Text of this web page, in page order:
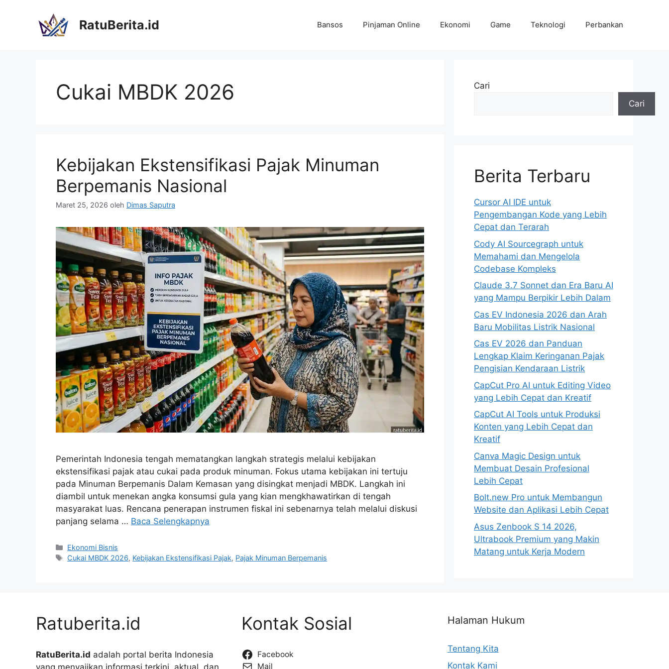
RatuBerita.id Bansos Pinjaman Online Ekonomi Game Teknologi Perbankan
Cukai MBDK 2026
Kebijakan Ekstensifikasi Pajak Minuman
Berpemanis Nasional
Maret 25, 2026 oleh Dimas Saputra
Pemerintah Indonesia tengah mematangkan langkah strategis melalui kebijakan
ekstensifikasi pajak atau cukai pada produk minuman. Fokus utama kebijakan ini tertuju
pada Minuman Berpemanis Dalam Kemasan yang disingkat menjadi MBDK. Langkah ini
diambil untuk menekan angka konsumsi gula yang kian mengkhawatirkan di tengah
masyarakat luas. Rencana penerapan instrumen fiskal ini sebenarnya telah melalui diskusi
panjang selama … Baca Selengkapnya
Kategori
Ekonomi Bisnis
Tag
Cukai MBDK 2026, Kebijakan Ekstensifikasi Pajak, Pajak Minuman Berpemanis
Cari
Cari
Berita Terbaru
Cursor AI IDE untuk
Pengembangan Kode yang Lebih
Cepat dan Terarah
Cody AI Sourcegraph untuk
Memahami dan Mengelola
Codebase Kompleks
Claude 3.7 Sonnet dan Era Baru AI
yang Mampu Berpikir Lebih Dalam
Cas EV Indonesia 2026 dan Arah
Baru Mobilitas Listrik Nasional
Cas EV 2026 dan Panduan
Lengkap Klaim Keringanan Pajak
Pengisian Kendaraan Listrik
CapCut Pro AI untuk Editing Video
yang Lebih Cepat dan Kreatif
CapCut AI Tools untuk Produksi
Konten yang Lebih Cepat dan
Kreatif
Canva Magic Design untuk
Membuat Desain Profesional
Lebih Cepat
Bolt.new Pro untuk Membangun
Website dan Aplikasi Lebih Cepat
Asus Zenbook S 14 2026,
Ultrabook Premium yang Makin
Matang untuk Kerja Modern
Ratuberita.id
RatuBerita.id adalah portal berita Indonesia
Kontak Sosial
Facebook
Mail
Halaman Hukum
Tentang Kita
Kontak Kami